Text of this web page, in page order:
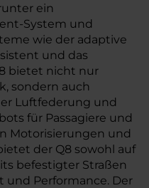
ein
System und
wie der adaptive
und das
bietet nicht nur
sondern auch
Luftfederung und
für Passagiere und
Motorisierungen und
der Q8 sowohl auf
befestigter Straßen
und Performance. Der